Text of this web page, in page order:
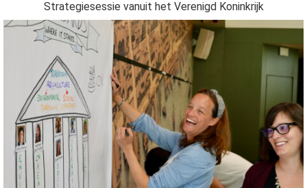
Strategiesessie vanuit het Verenigd Koninkrijk